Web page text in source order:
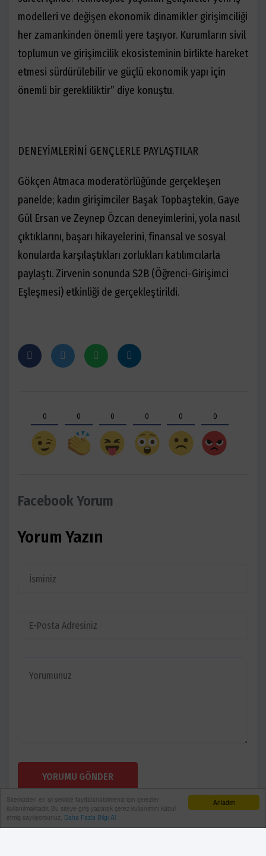
Anladım
Sitemizden en iyi şekilde faydalanabilmeniz için çerezler
kullanılmaktadır. Bu siteye giriş yaparak çerez kullanımını kabul
etmiş sayılıyorsunuz. Daha Fazla Bilgi Al
modelleri ve değişen ekonomik dinamikler girişimciliği
her zamankinden önemli yere taşıyor. Kurumların sivil
toplumun ve girişimcilik ekosisteminin birlikte hareket
etmesi sürdürülebilir ve güçlü ekonomik yapı için
önemli bir gerekliliktir” diye konuştu.
DENEYİMLERİNİ GENÇLERLE PAYLAŞTILAR
Gökçen Atmaca moderatörlüğünde gerçekleşen
panelde; kadın girişimciler Başak Topbaştekin, Gaye
Gül Ersan ve Zeynep Özcan deneyimlerini, yola nasıl
çıktıklarını, başarı hikayelerini, finansal ve sosyal
konularda karşılaştıkları zorlukları katılımcılarla
paylaştı. Zirvenin sonunda S2B (Öğrenci-Girişimci
Eşleşmesi) etkinliği de gerçekleştirildi.
0 0 0 0 0 0
Facebook Yorum
Yorum Yazın
YORUMU GÖNDER